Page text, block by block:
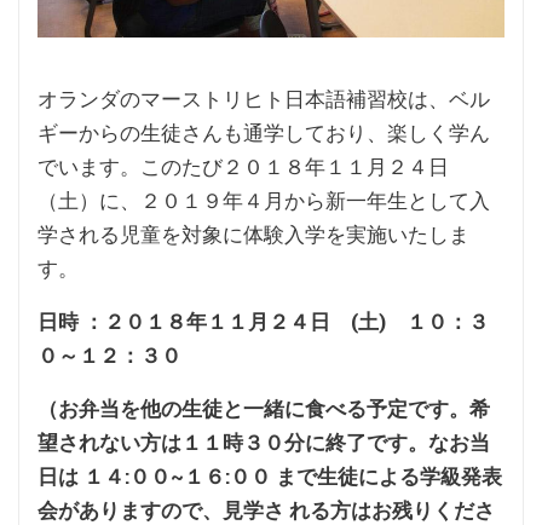
オランダのマーストリヒト日本語補習校は、ベル
ギーからの生徒さんも通学しており、楽しく学ん
でいます。このたび２０１８年１１月２４日
（土）に、２０１９年４月から新一年生として入
学される児童を対象に体験入学を実施いたしま
す。
日時 ：２０１８年１１月２４日 (土) １０：３
０～１２：３０
（お弁当を他の生徒と一緒に食べる予定です。希
望されない方は１１時３０分に終了です。なお当
日は １４:００~１６:００ まで生徒による学級発表
会がありますので、見学さ れる方はお残りくださ